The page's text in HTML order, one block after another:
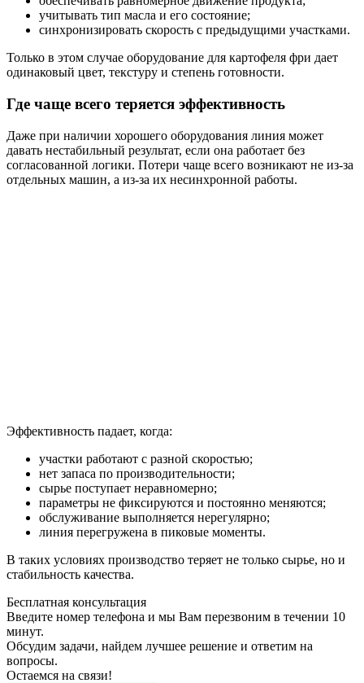
учитывать тип масла и его состояние;
синхронизировать скорость с предыдущими участками.
Только в этом случае оборудование для картофеля фри дает
одинаковый цвет, текстуру и степень готовности.
Где чаще всего теряется эффективность
Даже при наличии хорошего оборудования линия может
давать нестабильный результат, если она работает без
согласованной логики. Потери чаще всего возникают не из-за
отдельных машин, а из-за их несинхронной работы.
Эффективность падает, когда:
участки работают с разной скоростью;
нет запаса по производительности;
сырье поступает неравномерно;
параметры не фиксируются и постоянно меняются;
обслуживание выполняется нерегулярно;
линия перегружена в пиковые моменты.
В таких условиях производство теряет не только сырье, но и
стабильность качества.
Бесплатная консультация
Введите номер телефона и мы Вам перезвоним в течении 10
минут.
Обсудим задачи, найдем лучшее решение и ответим на
вопросы.
Остаемся на связи!